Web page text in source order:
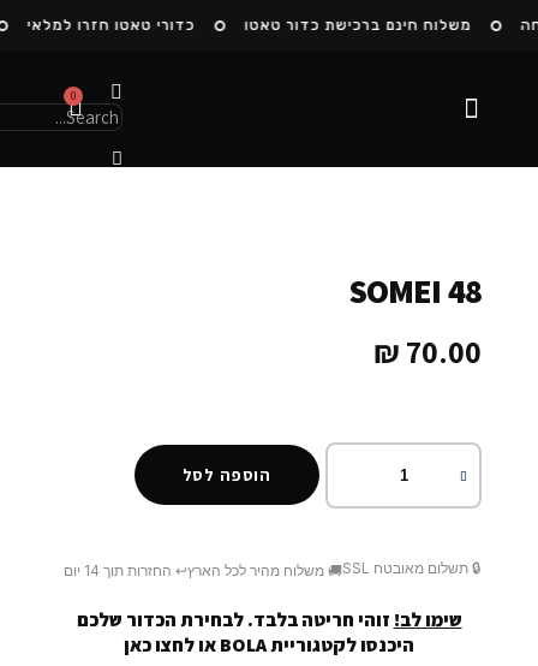
משלוח חינם ברכישת כדור טאטו כדורי טאטו חזרו למלאי
0
SOMEI 48
70.00
₪
הוספה לסל
🔒 תשלום מאובטח SSL 🚚 משלוח מהיר לכל הארץ↩️ החזרות תוך 14 יום
שימו לב! זוהי חריטה בלבד. לבחירת הכדור שלכם
היכנסו לקטגוריית BOLA או
לחצו כאן